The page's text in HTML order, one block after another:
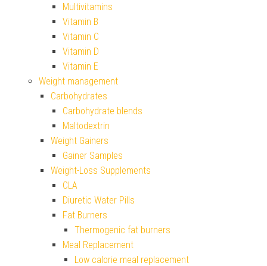
Multivitamins
Vitamin B
Vitamin C
Vitamin D
Vitamin E
Weight management
Carbohydrates
Carbohydrate blends
Maltodextrin
Weight Gainers
Gainer Samples
Weight-Loss Supplements
CLA
Diuretic Water Pills
Fat Burners
Thermogenic fat burners
Meal Replacement
Low calorie meal replacement